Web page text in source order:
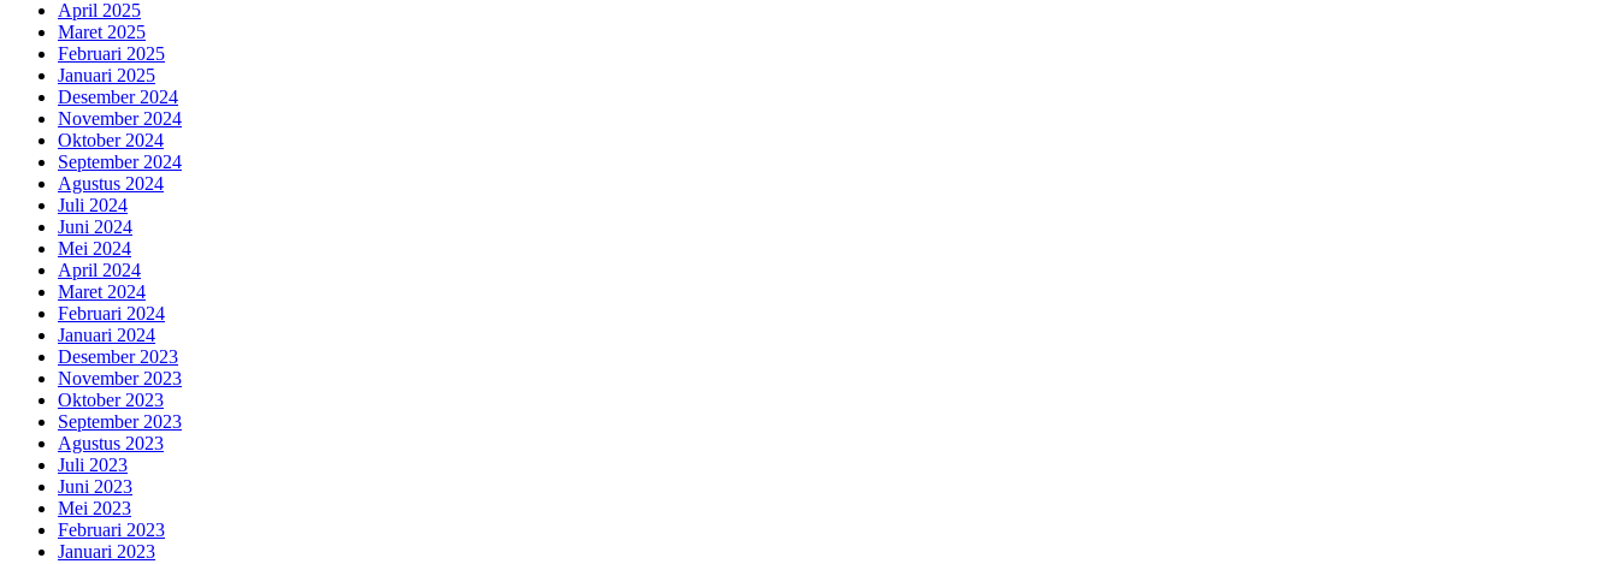
April 2025
Maret 2025
Februari 2025
Januari 2025
Desember 2024
November 2024
Oktober 2024
September 2024
Agustus 2024
Juli 2024
Juni 2024
Mei 2024
April 2024
Maret 2024
Februari 2024
Januari 2024
Desember 2023
November 2023
Oktober 2023
September 2023
Agustus 2023
Juli 2023
Juni 2023
Mei 2023
Februari 2023
Januari 2023